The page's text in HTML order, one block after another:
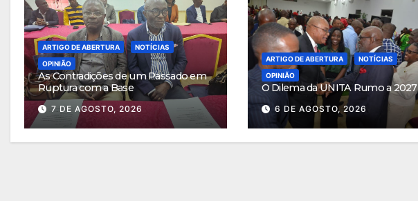
ARTIGO DE ABERTURA
NOTÍCIAS
OPINIÃO
As Contradições de um Passado em
Ruptura com a Base
7 DE AGOSTO, 2026
ARTIGO DE ABERTURA
NOTÍCIAS
OPINIÃO
O Dilema da UNITA Rumo a 2027
6 DE AGOSTO, 2026